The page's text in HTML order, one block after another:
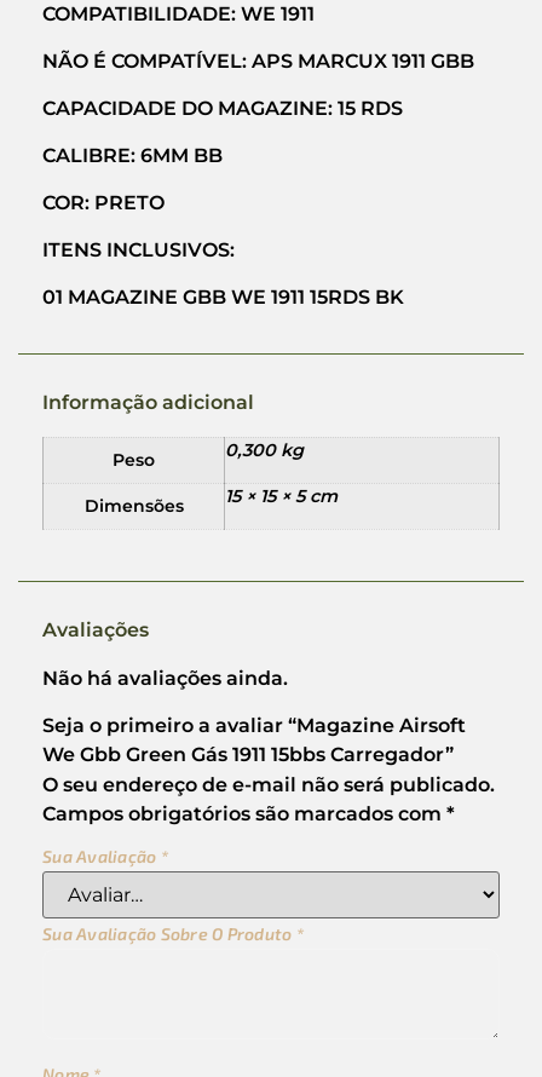
COMPATIBILIDADE: WE 1911
NÃO É COMPATÍVEL: APS MARCUX 1911 GBB
CAPACIDADE DO MAGAZINE: 15 RDS
CALIBRE: 6MM BB
COR: PRETO
ITENS INCLUSIVOS:
01 MAGAZINE GBB WE 1911 15RDS BK
Informação adicional
Peso 0,300 kg
Dimensões 15 × 15 × 5 cm
Avaliações
Não há avaliações ainda.
Seja o primeiro a avaliar “Magazine Airsoft
We Gbb Green Gás 1911 15bbs Carregador”
O seu endereço de e-mail não será publicado.
Campos obrigatórios são marcados com *
Sua Avaliação *
Sua Avaliação Sobre O Produto *